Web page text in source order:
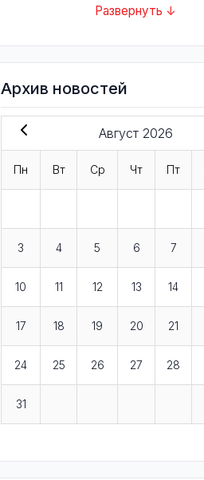
Развернуть ↓
Архив новостей
Август 2026
Пн Вт Ср Чт Пт
3 4 5 6 7
10 11 12 13 14
17 18 19 20 21
24 25 26 27 28
31